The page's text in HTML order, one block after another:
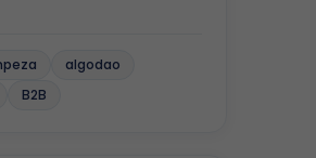
algodao
B2B